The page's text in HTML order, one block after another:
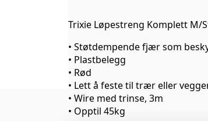
Trixie Løpestreng Komplett M/
• Støtdempende fjær som
• Plastbelegg
• Rød
• Lett å feste til trær eller
• Wire med trinse, 3m
• Opptil 45kg